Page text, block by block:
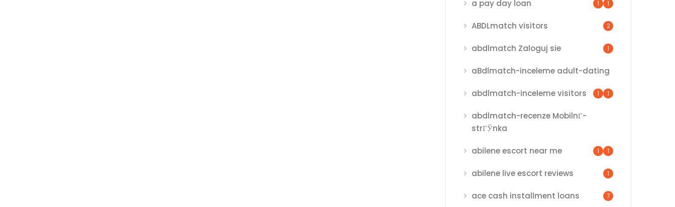
1
a pay day loan 1
ABDLmatch visitors 2
abdlmatch Zaloguj sie 1
aBdlmatch-inceleme adult-dating
1
abdlmatch-inceleme visitors 1
abdlmatch-recenze MobilnГ­
strГЎnka
1
abilene escort near me 1
abilene live escort reviews 1
ace cash installment loans 7